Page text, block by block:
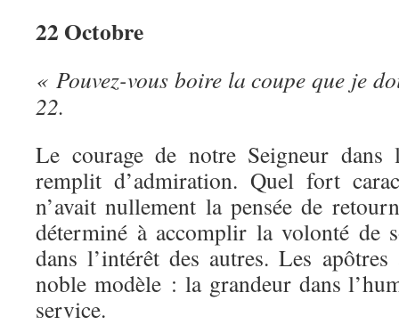
22 Octobre
« Pouvez-vous boire la coupe que je
22.
Le courage de notre Seigneur
remplit d’admiration. Quel fort
n’avait nullement la pensée de
déterminé à accomplir la volonté de
dans l’intérêt des autres. Les
noble modèle : la grandeur dans
service.